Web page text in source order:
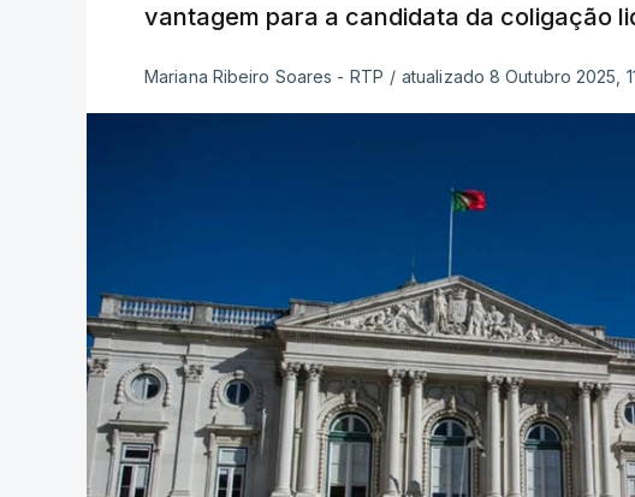
vantagem para a candidata da coligação
Mariana Ribeiro Soares - RTP / atualizado 8 Outubro 2025,